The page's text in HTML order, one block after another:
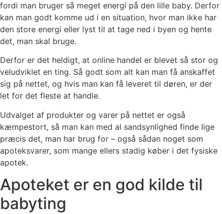
fordi man bruger så meget energi på den lille baby. Derfor
kan man godt komme ud i en situation, hvor man ikke har
den store energi eller lyst til at tage ned i byen og hente
det, man skal bruge.
Derfor er det heldigt, at online handel er blevet så stor og
veludviklet en ting. Så godt som alt kan man få anskaffet
sig på nettet, og hvis man kan få leveret til døren, er der
let for det fleste at handle.
Udvalget af produkter og varer på nettet er også
kæmpestort, så man kan med al sandsynlighed finde lige
præcis det, man har brug for – også sådan noget som
apoteksvarer, som mange ellers stadig køber i det fysiske
apotek.
Apoteket er en god kilde til
babyting